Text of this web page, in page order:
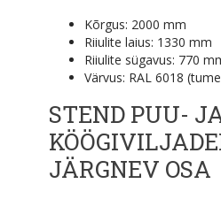
Kõrgus: 2000 mm
Riiulite laius: 1330 mm
Riiulite sügavus: 770
Värvus: RAL 6018
STEND PUU-
JÄRGNEV OSA